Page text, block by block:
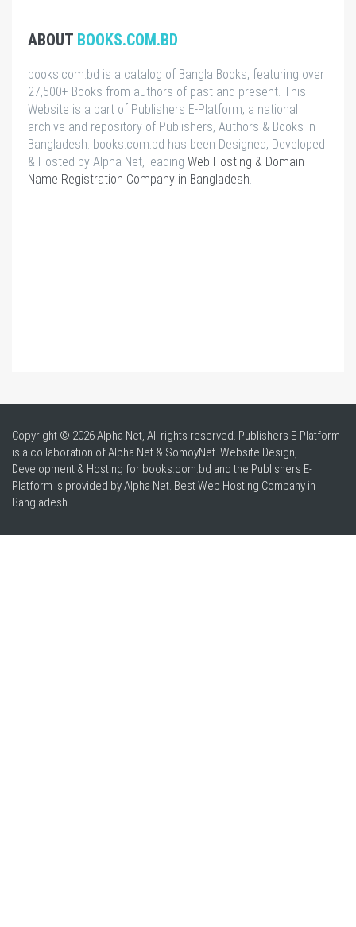
ABOUT BOOKS.COM.BD
books.com.bd is a catalog of Bangla Books, featuring over
27,500+ Books from authors of past and present. This
Website is a part of Publishers E-Platform, a national
archive and repository of Publishers, Authors & Books in
Bangladesh. books.com.bd has been Designed, Developed
& Hosted by Alpha Net, leading Web Hosting & Domain
Name Registration Company in Bangladesh.
Copyright © 2026 Alpha Net, All rights reserved. Publishers E-Platform
is a collaboration of Alpha Net & SomoyNet. Website Design,
Development & Hosting for books.com.bd and the Publishers E-
Platform is provided by Alpha Net. BestWeb Hosting Company in
Bangladesh.